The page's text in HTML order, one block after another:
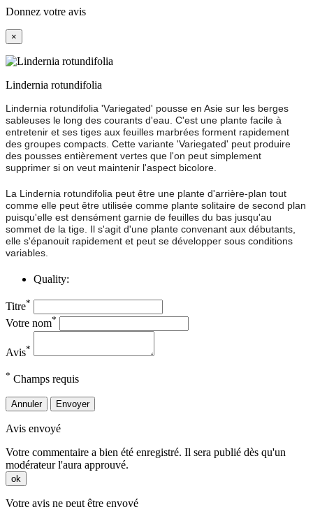
Donnez votre avis
×
Lindernia rotundifolia
Lindernia rotundifolia 'Variegated' pousse en Asie sur les berges
sableuses le long des courants d'eau. C'est une plante facile à
entretenir et ses tiges aux feuilles marbrées forment rapidement
des groupes compacts. Cette variante 'Variegated' peut produire
des pousses entièrement vertes que l'on peut simplement
supprimer si on veut maintenir l'aspect bicolore.
La Lindernia rotundifolia peut être une plante d'arrière-plan tout
comme elle peut être utilisée comme plante solitaire de second plan
puisqu'elle est densément garnie de feuilles du bas jusqu'au
sommet de la tige. Il s'agit d'une plante convenant aux débutants,
elle s'épanouit rapidement et peut se développer sous conditions
variables.
Quality:
Titre*
Votre nom*
Avis*
* Champs requis
Annuler Envoyer
Avis envoyé
Votre commentaire a bien été enregistré. Il sera publié dès qu'un
modérateur l'aura approuvé.
ok
Votre avis ne peut être envoyé